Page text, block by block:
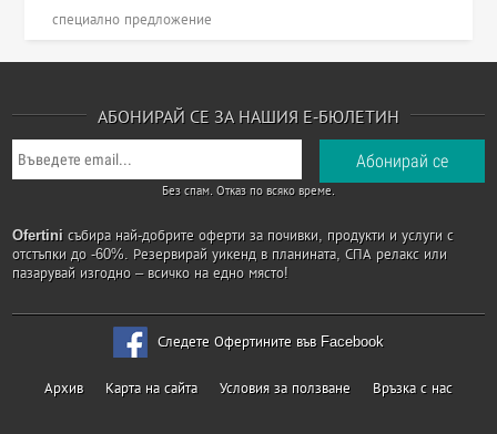
специално предложение
АБОНИРАЙ СЕ ЗА НАШИЯ Е-БЮЛЕТИН
Без спам. Отказ по всяко време.
Ofertini събира най-добрите оферти за почивки, продукти и услуги с
отстъпки до -60%. Резервирай уикенд в планината, СПА релакс или
пазарувай изгодно – всичко на едно място!
Следете Офертините във Facebook
Архив Карта на сайта Условия за ползване Връзка с нас